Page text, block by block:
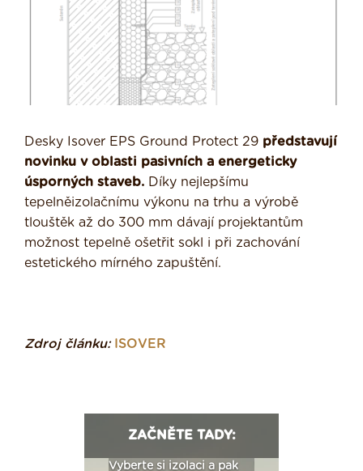
Desky Isover EPS Ground Protect 29 představují
novinku v oblasti pasivních a energeticky
úsporných staveb. Díky nejlepšímu
tepelněizolačnímu výkonu na trhu a výrobě
tlouštěk až do 300 mm dávají projektantům
možnost tepelně ošetřit sokl i při zachování
estetického mírného zapuštění.
Zdroj článku: ISOVER
ZAČNĚTE TADY:
Vyberte si izolaci a pak